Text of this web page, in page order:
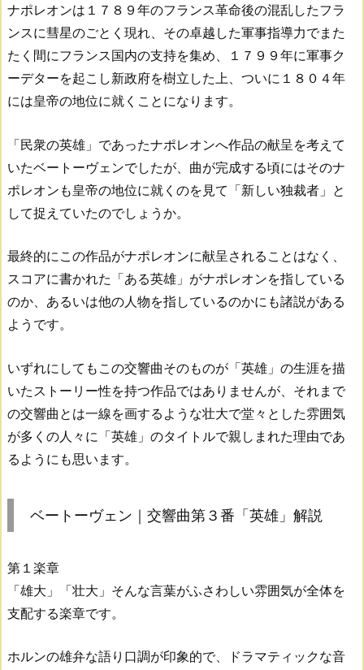
ナポレオンは１７８９年のフランス革命後の混乱したフラ
ンスに彗星のごとく現れ、その卓越した軍事指導力でまた
たく間にフランス国内の支持を集め、１７９９年に軍事ク
ーデターを起こし新政府を樹立した上、ついに１８０４年
には皇帝の地位に就くことになります。
「民衆の英雄」であったナポレオンへ作品の献呈を考えて
いたベートーヴェンでしたが、曲が完成する頃にはそのナ
ポレオンも皇帝の地位に就くのを見て「新しい独裁者」と
して捉えていたのでしょうか。
最終的にこの作品がナポレオンに献呈されることはなく、
スコアに書かれた「ある英雄」がナポレオンを指している
のか、あるいは他の人物を指しているのかにも諸説がある
ようです。
いずれにしてもこの交響曲そのものが「英雄」の生涯を描
いたストーリー性を持つ作品ではありませんが、それまで
の交響曲とは一線を画するような壮大で堂々とした雰囲気
が多くの人々に「英雄」のタイトルで親しまれた理由であ
るようにも思います。
ベートーヴェン｜交響曲第３番「英雄」解説
第１楽章
「雄大」「壮大」そんな言葉がふさわしい雰囲気が全体を
支配する楽章です。
ホルンの雄弁な語り口調が印象的で、ドラマティックな音